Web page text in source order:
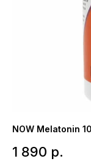
NOW Melatonin
1 890 р.